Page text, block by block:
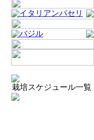
イタリアンパセリ
バジル
栽培スケジュール一覧